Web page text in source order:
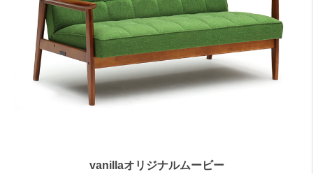
vanillaオリジナルムービー